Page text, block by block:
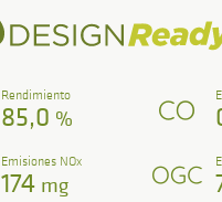
Rendimiento
85,0 %
Emisiones NOx
174 mg